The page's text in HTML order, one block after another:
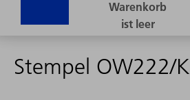
Stempel OW222/K